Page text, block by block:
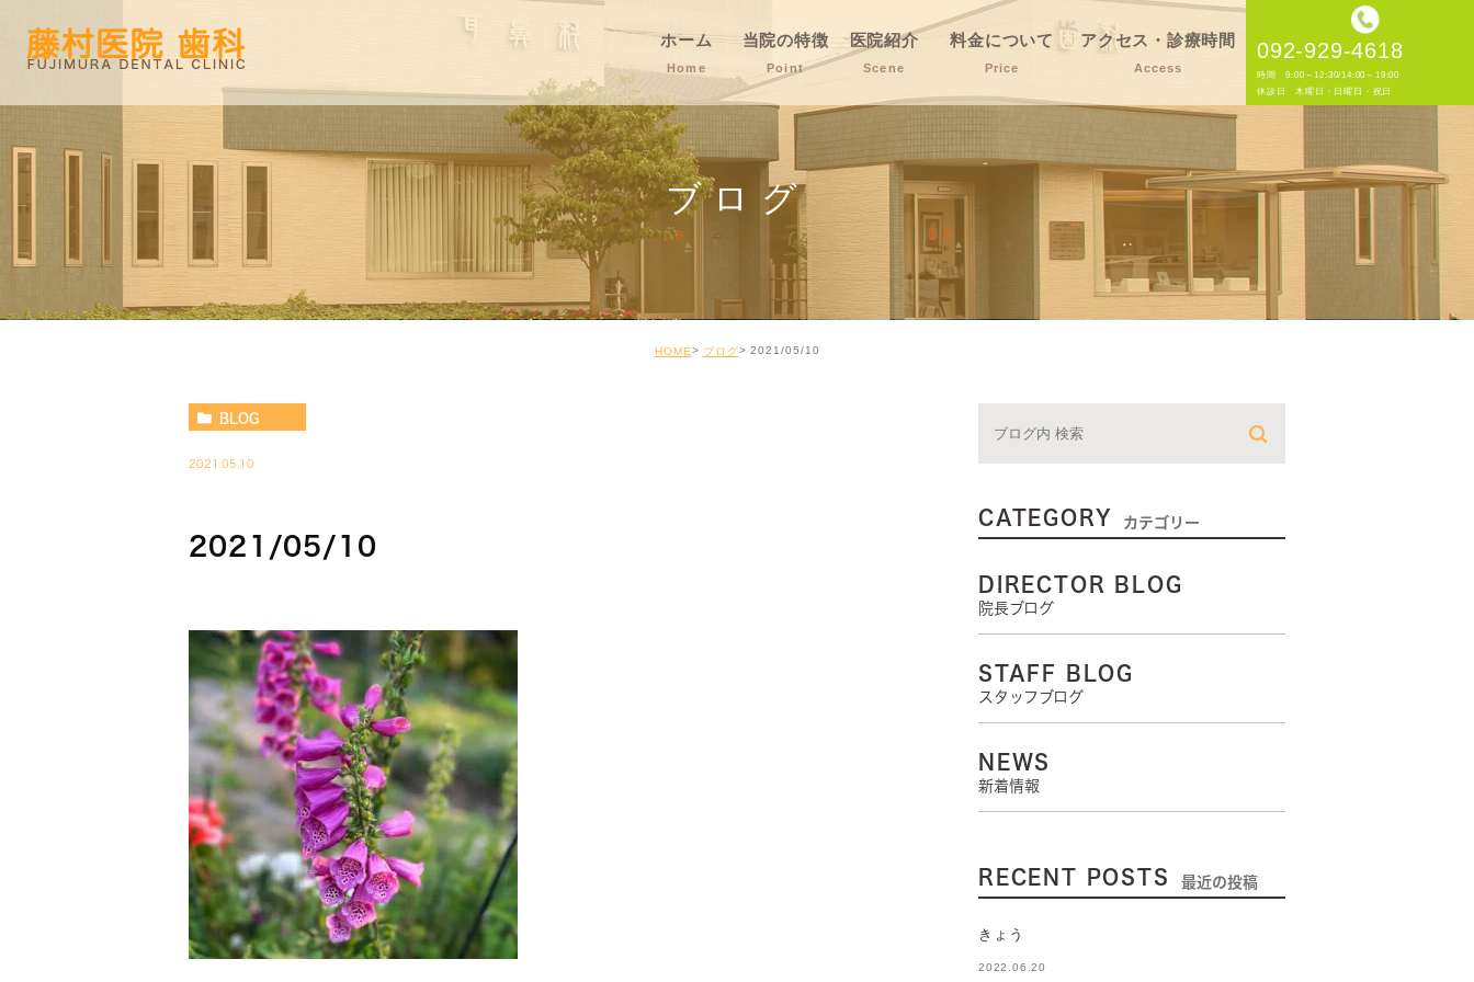
092-929-4618
時間 9:00～12:30/14:00～19:00
休診日 木曜日・日曜日・祝日
ホーム
Home
当院の特徴
Point
医院紹介
Scene
料金について
Price
アクセス・診療時間
Access
ブログ
HOME ブログ 2021/05/10
BLOG
2021.05.10
2021/05/10
CATEGORY カテゴリー
DIRECTOR BLOG
院長ブログ
STAFF BLOG
スタッフブログ
NEWS
新着情報
RECENT POSTS 最近の投稿
きょう
2022.06.20